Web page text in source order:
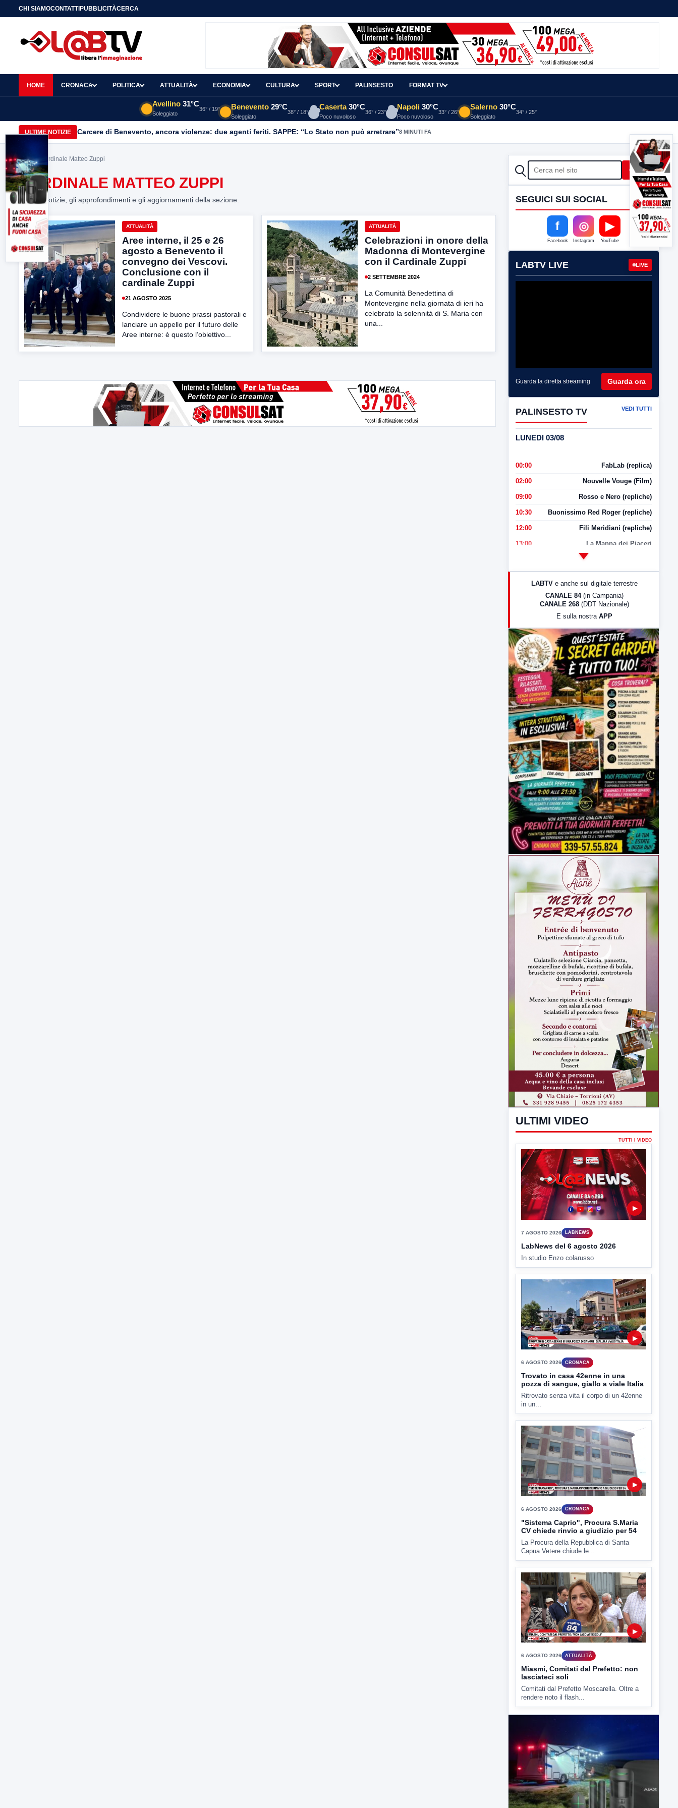
CHI SIAMOCONTATTIPUBBLICITÀCERCA
HOME CRONACA POLITICA ATTUALITÀ ECONOMIA CULTURA SPORT PALINSESTO FORMAT TV
Avellino 31°C
Soleggiato
36° / 19° Benevento 29°C
Soleggiato
38° / 18°
Caserta 30°C
Poco nuvoloso
36° / 23°
Napoli 30°C
Poco nuvoloso
33° / 26°
Salerno 30°C
Soleggiato
34° / 25°
ULTIME NOTIZIE Carcere di Benevento, ancora violenze: due agenti feriti. SAPPE: “Lo Stato non può arretrare”8 MINUTI FA
Home> cardinale Matteo Zuppi
CARDINALE MATTEO ZUPPI
Tutte le notizie, gli approfondimenti e gli aggiornamenti della sezione.
ATTUALITÀ
Aree interne, il 25 e 26
agosto a Benevento il
convegno dei Vescovi.
Conclusione con il
cardinale Zuppi
21 AGOSTO 2025
Condividere le buone prassi pastorali e
lanciare un appello per il futuro delle
Aree interne: è questo l’obiettivo...
ATTUALITÀ
Celebrazioni in onore della
Madonna di Montevergine
con il Cardinale Zuppi
2 SETTEMBRE 2024
La Comunità Benedettina di
Montevergine nella giornata di ieri ha
celebrato la solennità di S. Maria con
una...
CERCA Cerca
SEGUICI SUI SOCIAL
f
Facebook
◎
Instagram
▶
YouTube
LABTV LIVE LIVE
Guarda la diretta streaming Guarda ora
PALINSESTO TV VEDI TUTTI
LUNEDI 03/08
00:00 FabLab (replica)
02:00 Nouvelle Vouge (Film)
09:00 Rosso e Nero (repliche)
10:30 Buonissimo Red Roger (repliche)
12:00 Fili Meridiani (repliche)
13:00 La Mappa dei Piaceri
LabNews (Diretta)
23:00 LabNews (replica)
LABTV e anche sul digitale terrestre
CANALE 84 (in Campania)
CANALE 268 (DDT Nazionale)
E sulla nostra APP
ULTIMI VIDEO
TUTTI I VIDEO
▶
7 AGOSTO 2026 LABNEWS
LabNews del 6 agosto 2026
In studio Enzo colarusso
▶
6 AGOSTO 2026 CRONACA
Trovato in casa 42enne in una
pozza di sangue, giallo a viale Italia
Ritrovato senza vita il corpo di un 42enne
▶
6 AGOSTO 2026 CRONACA
"Sistema Caprio", Procura S.Maria
La Procura della Repubblica di Santa
Capua Vetere chiude le...
▶
6 AGOSTO 2026 ATTUALITÀ
Miasmi, Comitati dal Prefetto: non
Comitati dal Prefetto Moscarella. Oltre a
rendere noto il flash...